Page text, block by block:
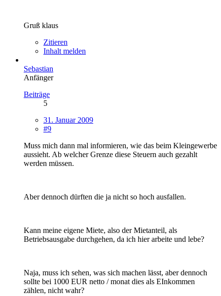
Gruß klaus
Zitieren
Inhalt melden
Sebastian
Anfänger
Beiträge
5
31. Januar 2009
#9
Muss mich dann mal informieren, wie das beim Kleingewerbe
aussieht. Ab welcher Grenze diese Steuern auch gezahlt
werden müssen.
Aber dennoch dürften die ja nicht so hoch ausfallen.
Kann meine eigene Miete, also der Mietanteil, als
Betriebsausgabe durchgehen, da ich hier arbeite und lebe?
Naja, muss ich sehen, was sich machen lässt, aber dennoch
sollte bei 1000 EUR netto / monat dies als EInkommen
zählen, nicht wahr?